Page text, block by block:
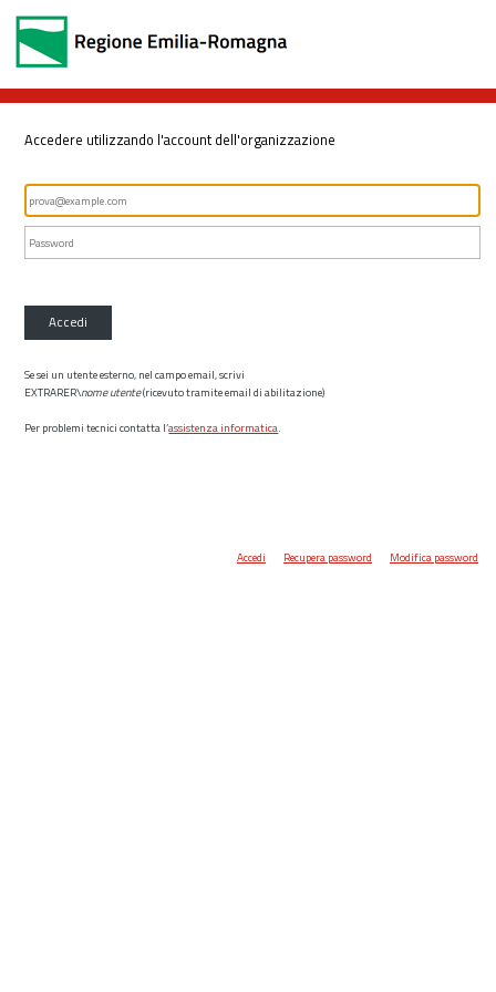
Accedere utilizzando l'account dell'organizzazione
Accedi
Se sei un utente esterno, nel campo email, scrivi
EXTRARER\nome utente(ricevuto tramite email di abilitazione)
Per problemi tecnici contatta l’assistenza informatica.
Accedi Recupera password Modifica password